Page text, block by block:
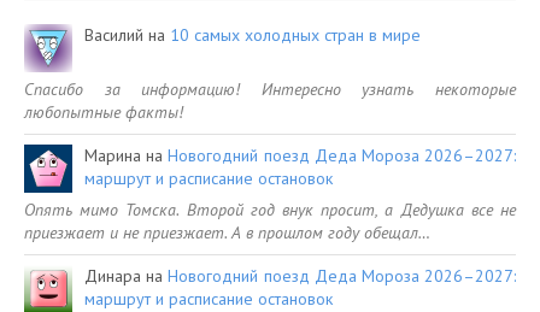
Василий на 10 самых холодных стран в мире
Спасибо за информацию! Интересно узнать некоторые
любопытные факты!
Марина наНовогодний поезд Деда Мороза 2026–2027:
маршрут и расписание остановок
Опять мимо Томска. Второй год внук просит, а Дедушка все не
приезжает и не приезжает. А в прошлом году обещал…
Динара наНовогодний поезд Деда Мороза 2026–2027:
маршрут и расписание остановок